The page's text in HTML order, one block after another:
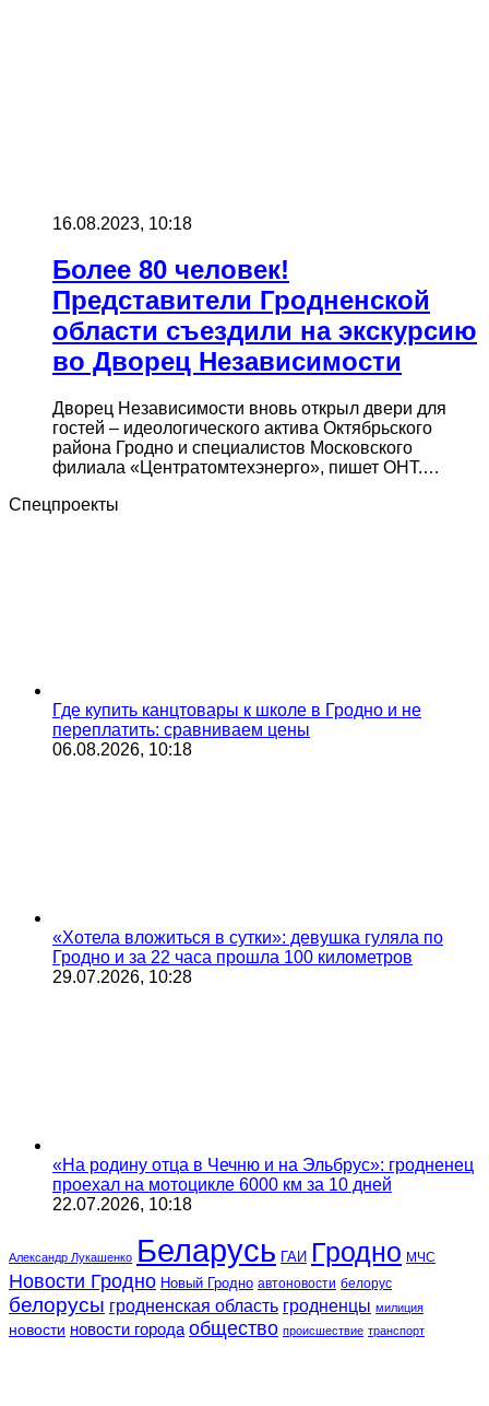
16.08.2023, 10:18
Более 80 человек!
Представители Гродненской
области съездили на экскурсию
во Дворец Независимости
Дворец Независимости вновь открыл двери для
гостей – идеологического актива Октябрьского
района Гродно и специалистов Московского
филиала «Центратомтехэнерго», пишет ОНТ.…
Спецпроекты
Где купить канцтовары к школе в Гродно и не
переплатить: сравниваем цены
06.08.2026, 10:18
«Хотела вложиться в сутки»: девушка гуляла по
Гродно и за 22 часа прошла 100 километров
29.07.2026, 10:28
«На родину отца в Чечню и на Эльбрус»: гродненец
проехал на мотоцикле 6000 км за 10 дней
22.07.2026, 10:18
Александр Лукашенко Беларусь ГАИ Гродно МЧС
Новости Гродно Новый Гродно автоновости белорус
белорусы гродненская область гродненцы милиция
новости новости города общество происшествие транспорт